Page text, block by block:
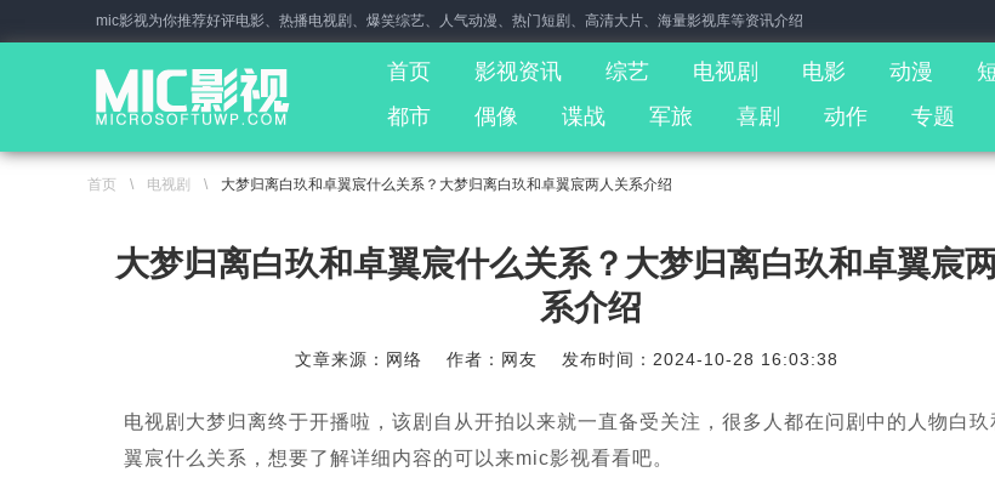
mic影视为你推荐好评电影、热播电视剧、爆笑综艺、人气动漫、热门短剧、高清大片、海量影视库等资讯介绍
首页 影视资讯 综艺 电视剧 电影 动漫
都市
偶像 谍战 军旅 喜剧 动作 专题
首页 \ 电视剧 \ 大梦归离白玖和卓翼宸什么关系？大梦归离白玖和卓翼宸两人关系介绍
大梦归离白玖和卓翼宸什么关系？大梦归离白玖和卓翼宸
系介绍
文章来源：网络 作者：网友 发布时间：2024-10-28 16:03:38
电视剧大梦归离终于开播啦，该剧自从开拍以来就一直备受关注，很多人都在问剧中的人物白玖
翼宸什么关系，想要了解详细内容的可以来mic影视看看吧。